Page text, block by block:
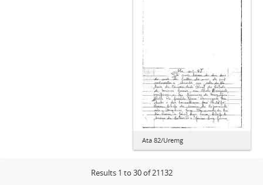
Ata 82/Uremg
Results 1 to 30 of 21132